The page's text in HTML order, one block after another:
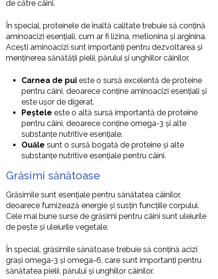
de către câini.
În special, proteinele de înaltă calitate trebuie să conțină
aminoacizi esențiali, cum ar fi lizina, metionina și arginina.
Acești aminoacizi sunt importanți pentru dezvoltarea și
menținerea sănătății pielii, părului și unghiilor câinilor.
Carnea de pui este o sursă excelentă de proteine
pentru câini, deoarece conține aminoacizi esențiali și
este ușor de digerat.
Peștele este o altă sursă importantă de proteine
pentru câini, deoarece conține omega-3 și alte
substanțe nutritive esențiale.
Ouăle sunt o sursă bogată de proteine și alte
substanțe nutritive esențiale pentru câini.
Grăsimi sănătoase
Grăsimile sunt esențiale pentru sănătatea câinilor,
deoarece furnizează energie și susțin funcțiile corpului.
Cele mai bune surse de grăsimi pentru câini sunt uleiurile
de pește și uleiurile vegetale.
În special, grăsimile sănătoase trebuie să conțină acizi
grași omega-3 și omega-6, care sunt importanți pentru
sănătatea pielii, părului și unghiilor câinilor.